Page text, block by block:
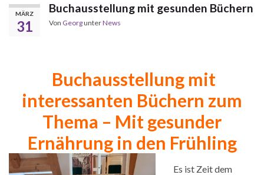
MÄRZ
31
Buchausstellung mit gesunden Büchern
Von GeorgunterNews
Buchausstellung mit
interessanten Büchern zum
Thema – Mit gesunder
Ernährung in den Frühling
Es ist Zeit dem